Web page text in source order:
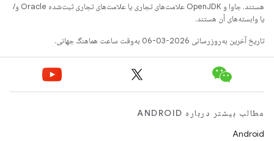
هستند. جاوا و OpenJDK علامت‌های تجاری یا علامت‌های تجاری ثبت‌شده Oracle و/
یا وابسته‌های آن هستند.
تاریخ آخرین به‌روزرسانی 2026-03-06 به‌وقت ساعت هماهنگ جهانی.
مطالب بیشتر درباره ANDROID
Android